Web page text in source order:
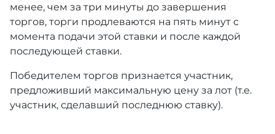
менее, чем за три минуты до завершения
торгов, торги продлеваются на пять минут с
момента подачи этой ставки и после каждой
последующей ставки.
Победителем торгов признается участник,
предложивший максимальную цену за лот (т.е.
участник, сделавший последнюю ставку).